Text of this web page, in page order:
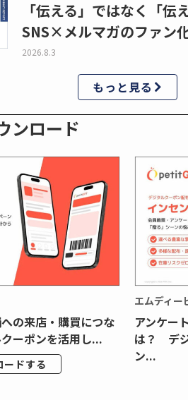
「伝える」ではなく「伝
SNS×メルマガのファン
2026.8.3
もっと見る
ンロード
の来店・購買につな
ーポンを活用し...
ードする
エムディー
アンケー
は？ デ
ン...